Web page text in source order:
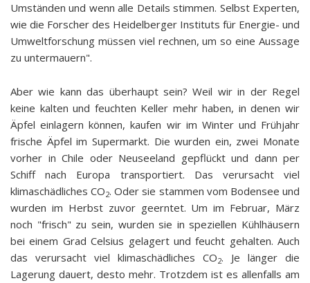
Umständen und wenn alle Details stimmen. Selbst Experten,
wie die Forscher des Heidelberger Instituts für Energie- und
Umweltforschung müssen viel rechnen, um so eine Aussage
zu untermauern".
Aber wie kann das überhaupt sein? Weil wir in der Regel
keine kalten und feuchten Keller mehr haben, in denen wir
Äpfel einlagern können, kaufen wir im Winter und Frühjahr
frische Äpfel im Supermarkt. Die wurden ein, zwei Monate
vorher in Chile oder Neuseeland gepflückt und dann per
Schiff nach Europa transportiert. Das verursacht viel
klimaschädliches CO2. Oder sie stammen vom Bodensee und
wurden im Herbst zuvor geerntet. Um im Februar, März
noch "frisch" zu sein, wurden sie in speziellen Kühlhäusern
bei einem Grad Celsius gelagert und feucht gehalten. Auch
das verursacht viel klimaschädliches CO2. Je länger die
Lagerung dauert, desto mehr. Trotzdem ist es allenfalls am